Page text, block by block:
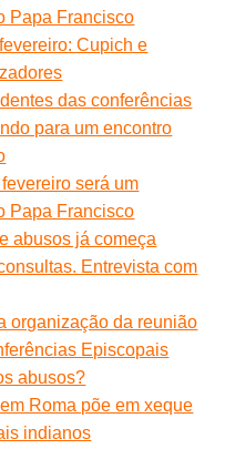
Papa Francisco
Cupich e
das conferências
para um encontro
será um
Papa Francisco
abusos já começa
Entrevista com
organização da reunião
Episcopais
abusos?
Roma põe em xeque
indianos